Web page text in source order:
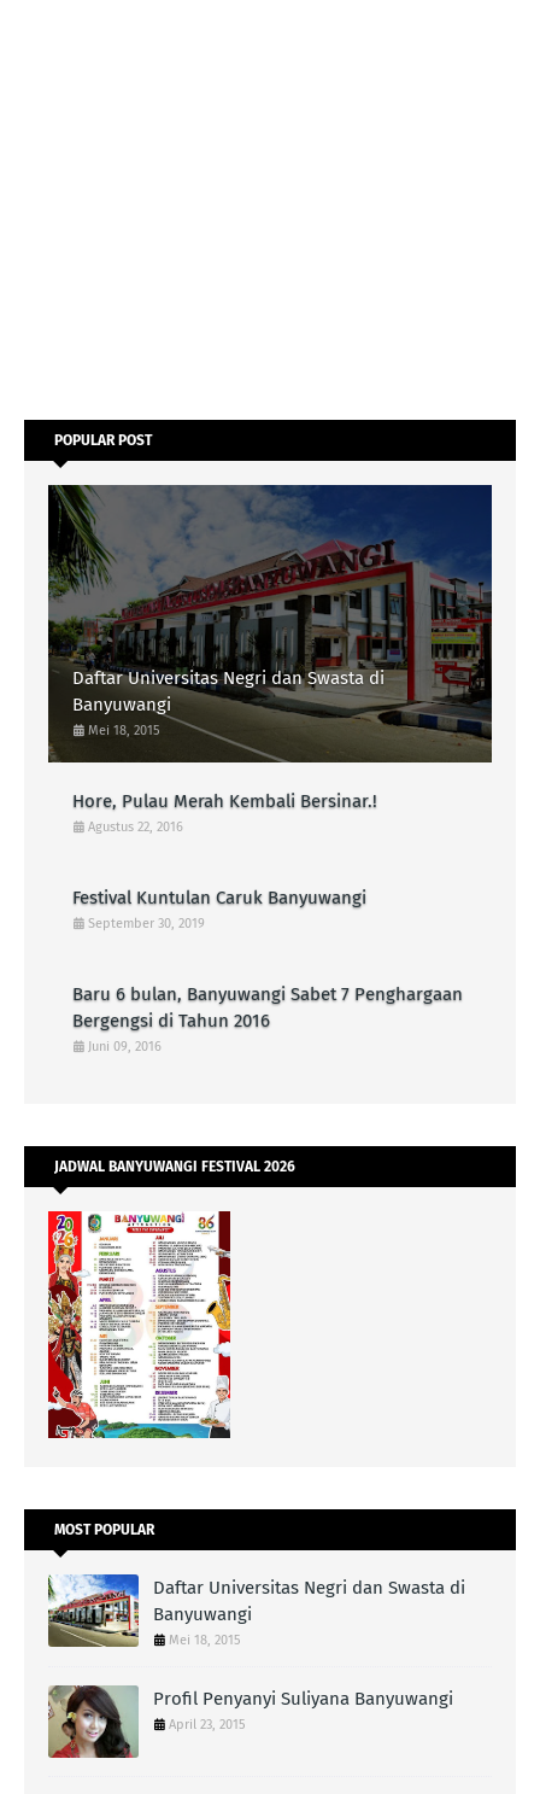
POPULAR POST
Daftar Universitas Negri dan Swasta di
Banyuwangi
Mei 18, 2015
Hore, Pulau Merah Kembali Bersinar.!
Agustus 22, 2016
Festival Kuntulan Caruk Banyuwangi
September 30, 2019
Baru 6 bulan, Banyuwangi Sabet 7 Penghargaan
Bergengsi di Tahun 2016
Juni 09, 2016
JADWAL BANYUWANGI FESTIVAL 2026
MOST POPULAR
Daftar Universitas Negri dan Swasta di
Banyuwangi
Mei 18, 2015
Profil Penyanyi Suliyana Banyuwangi
April 23, 2015